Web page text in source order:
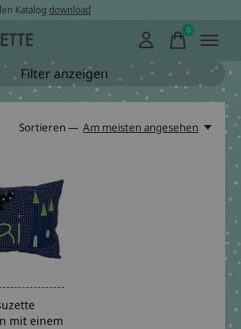
Katalog download
0items
Filter anzeigen
Sortieren — Am meisten angesehen
mit einem